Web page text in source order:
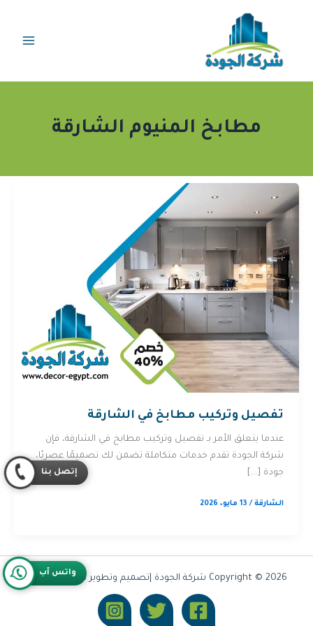
مطابخ المنيوم الشارقة
تفصيل وتركيب مطابخ في الشارقة
عندما يتعلق الأمر بـ تفصيل وتركيب مطابخ في الشارقة، فإن
شركة الجودة تقدم خدمات متكاملة تضمن لك تصميمًا عصريًا،
جودة […]
الشارقة/ 13 مايو، 2026
Copyright © 2026 شركة الجودة |تصميم وتطوير شركة Olymoo
واتس آب
إتصل بنا